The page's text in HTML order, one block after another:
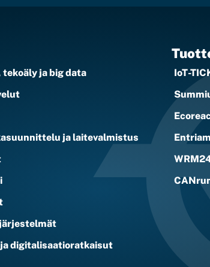
ja big data
ja laitevalmistus
ja digitalisaatioratkaisut
IoT-
Entriam